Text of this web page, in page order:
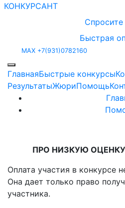
КОНКУРСАНТ
MAX +7(931)0782160
Спросите
Быстрая
ГлавнаяБыстрые конкурсы
РезультатыЖюриПомощь
ПРО НИЗКУЮ
Оплата участия в конкурсе
Она дает только право
участника.